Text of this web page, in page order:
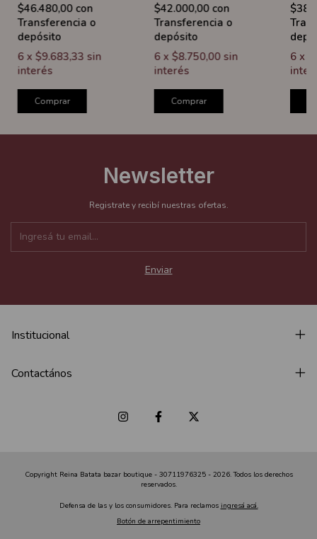
$46.480,00 con
Transferencia o
depósito
6 x $9.683,33 sin
interés
Comprar
$42.000,00 con
Transferencia o
depósito
6 x $8.750,00 sin
interés
Comprar
6 x
Newsletter
Registrate y recibí nuestras ofertas.
Institucional
Contactános
Copyright Reina Batata bazar boutique - 30711976325 - 2026. Todos los derechos
reservados.
Defensa de las y los consumidores. Para reclamos ingresá acá.
Botón de arrepentimiento